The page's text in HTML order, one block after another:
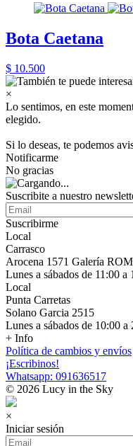
Bota Caetana
$ 10.500
×
Lo sentimos, en este
elegido.
Si lo deseas, te podemos
Notificarme
No gracias
Suscribite a nuestro
Suscribirme
Local
Carrasco
Arocena 1571 Galería
Lunes a sábados de 11:00 a
Local
Punta Carretas
Solano Garcia 2515
Lunes a sábados de 10:00 a
+ Info
Política de cambios y envíos
¡Escribinos!
Whatsapp: 091636517
© 2026 Lucy in the Sky
×
Iniciar sesión